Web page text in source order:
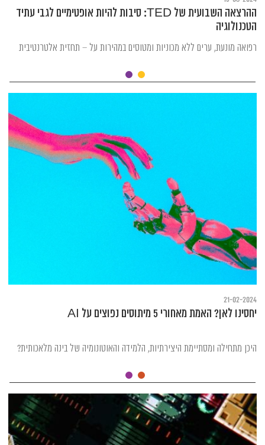
ההרצאה השבועית של TED: סיבות להיות אופטימיים לגבי עתיד
הטכנולוגיה
רפואה מונעת, ערים ללא מכוניות ומטוסים במהירות על – תחזית אלטרנטיבית
21-02-2024
יחסינו לאן? האמת מאחורי 5 מיתוסים נפוצים על AI
היכן מתחילה ומסתיימת היצירתיות, הלמידה והאוטונומיה של בינה מלאכותית?